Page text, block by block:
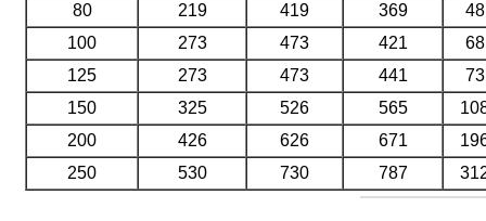
80
219 419 369
100
273 473 421
125
273 473 441
150
325 526 565
200
426 626 671
250
530 730 787